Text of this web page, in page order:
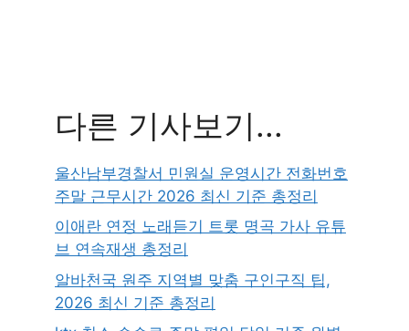
다른 기사보기...
울산남부경찰서 민원실 운영시간 전화번호
주말 근무시간 2026 최신 기준 총정리
이애란 연정 노래듣기 트롯 명곡 가사 유튜
브 연속재생 총정리
알바천국 원주 지역별 맞춤 구인구직 팁,
2026 최신 기준 총정리